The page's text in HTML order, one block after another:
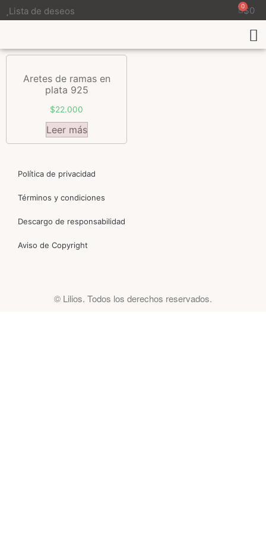
Lista de deseos $0
0
Aretes de ramas en
plata 925
$22.000
Leer más
Política de privacidad
Términos y condiciones
Descargo de responsabilidad
Aviso de Copyright
© Lilios. Todos los derechos reservados.